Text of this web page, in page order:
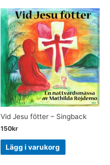
Vid Jesu fötter – Singback
150kr
Lägg i varukorg